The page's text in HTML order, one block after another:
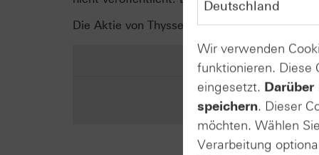
Die Aktie von Thyssenkrupp reagierte
Wir verwenden
funktionieren. Diese
eingesetzt.
speichern. Dieser
möchten. Wählen
Verarbeitung